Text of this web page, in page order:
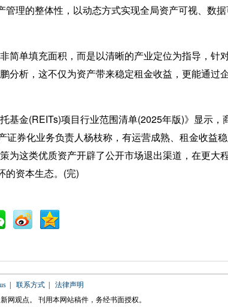
理的整体性，以动态方式实现全局资产可视、数
单填充面积，而是以清晰的产业定位为指导，针
析，这不仅为资产带来稳定租金收益，更能通过
金(REITs)项目行业范围清单(2025年版)》显示，
券化业务负责人杨枝称，有运营成熟、租金收益
这类优质资产开辟了公开市场退出渠道，在更大
资本生态。(完)
| 联系方式| 法律声明
网观点。 刊用本网站稿件，务经书面授权。